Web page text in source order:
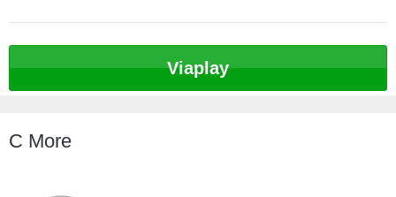
Möjlighet att titta offline: Fungerar för vissa filmer och serier
Viaplay
C More